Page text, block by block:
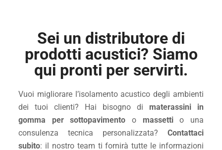
Sei un distributore di
prodotti acustici? Siamo
qui pronti per servirti.
Vuoi migliorare l’isolamento acustico degli ambienti
dei tuoi clienti? Hai bisogno di materassini in
gomma per sottopavimento o massettio una
consulenza tecnica personalizzata? Contattaci
subito: il nostro team ti fornirà tutte le informazioni